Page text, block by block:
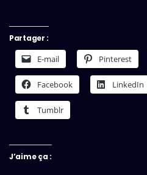
Partager :
E-mail Pinterest
Facebook LinkedIn
Tumblr
J’aime ça :